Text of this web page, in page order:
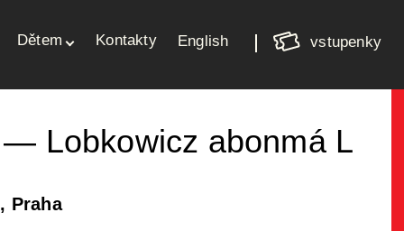
košíkvstupenky
English
Dětem Kontakty
Lobkowicz abonmá L
Praha